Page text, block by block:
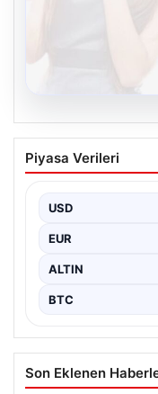
Kelebek.Org
Adresi Ve
oluşturması ciddi
Günümüzde birçok…
Piyasa Verileri
USD
EUR
ALTIN
BTC
Son Eklenen